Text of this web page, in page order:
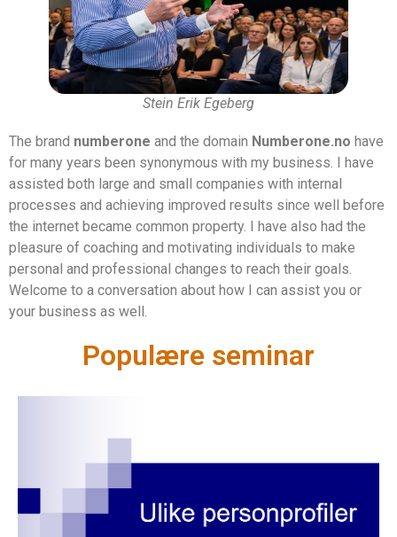
Stein Erik Egeberg
The brand numberone and the domain Numberone.no have
for many years been synonymous with my business. I have
assisted both large and small companies with internal
processes and achieving improved results since well before
the internet became common property. I have also had the
pleasure of coaching and motivating individuals to make
personal and professional changes to reach their goals.
Welcome to a conversation about how I can assist you or
your business as well.
Populære seminar